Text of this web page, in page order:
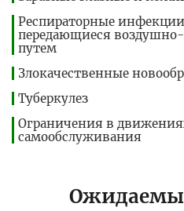
Респираторные
передающиеся
путем
Злокачественные
Туберкулез
Ограничения в
самообслуживания